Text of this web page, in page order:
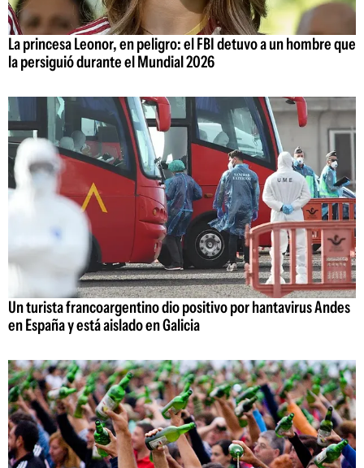
La princesa Leonor, en peligro: el FBI detuvo a un hombre que
la persiguió durante el Mundial 2026
Un turista francoargentino dio positivo por hantavirus Andes
en España y está aislado en Galicia